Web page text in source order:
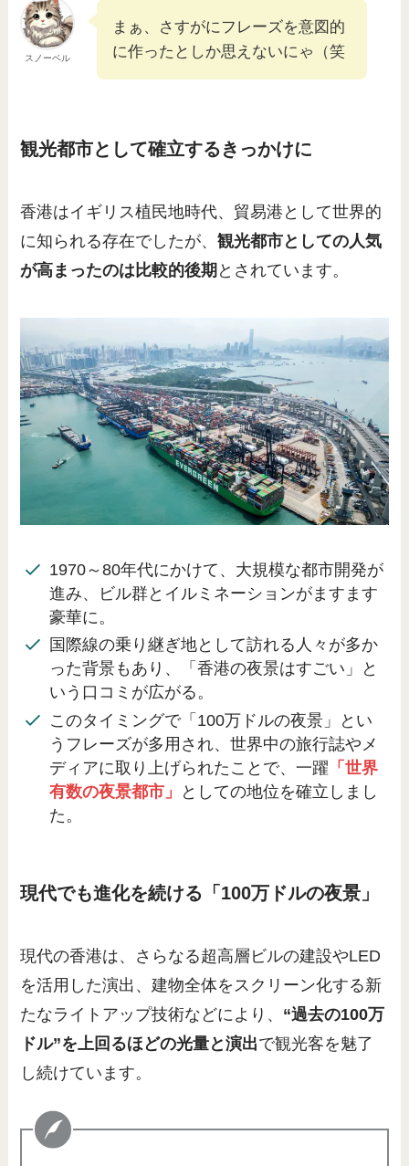
スノーベル
まぁ、さすがにフレーズを意図的
に作ったとしか思えないにゃ（笑
観光都市として確立するきっかけに
香港はイギリス植民地時代、貿易港として世界的
に知られる存在でしたが、観光都市としての人気
が高まったのは比較的後期 とされています。
1970～80年代にかけて、大規模な都市開発が
進み、ビル群とイルミネーションがますます
豪華に。
国際線の乗り継ぎ地として訪れる人々が多か
った背景もあり、「香港の夜景はすごい」と
いう口コミが広がる。
このタイミングで「100万ドルの夜景」とい
うフレーズが多用され、世界中の旅行誌やメ
ディアに取り上げられたことで、一躍 「世界
有数の夜景都市」
としての地位を確立しまし
た。
現代でも進化を続ける「100万ドルの夜景」
現代の香港は、さらなる超高層ビルの建設やLED
を活用した演出、建物全体をスクリーン化する新
たなライトアップ技術などにより、 “過去の100万
ドル”を上回るほどの光量と演出で観光客を魅了
し続けています。